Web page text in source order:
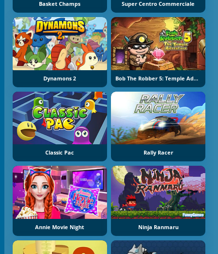
Basket Champs Super Centro Commerciale
Dynamons 2 Bob The Robber 5: Temple Adventure
Classic Pac Rally Racer
Annie Movie Night Ninja Ranmaru